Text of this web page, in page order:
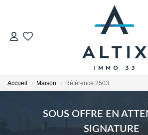
VENDRE
Estimer
Avis Clients
Accueil Maison Référence 2503
SOUS OFFRE EN
SIGNATURE